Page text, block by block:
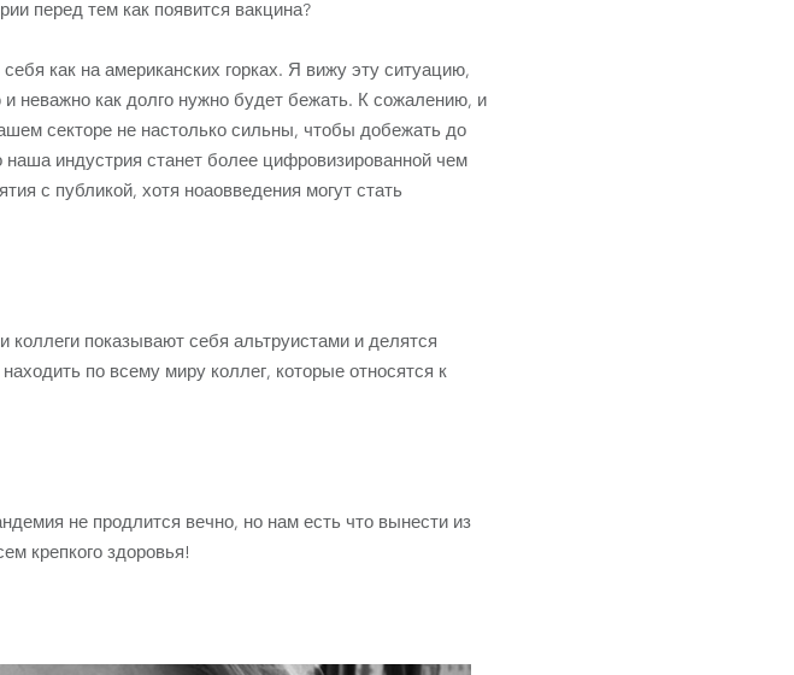
перед тем как появится вакцина?
как на американских горках. Я вижу эту ситуацию,
неважно как долго нужно будет бежать. К сожалению, и
секторе не настолько сильны, чтобы добежать до
индустрия станет более цифровизированной чем
с публикой, хотя ноаовведения могут стать
показывают себя альтруистами и делятся
по всему миру коллег, которые относятся к
не продлится вечно, но нам есть что вынести из
крепкого здоровья!